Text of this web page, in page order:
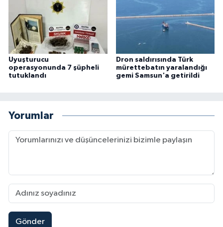
Uyuşturucu
operasyonunda 7 şüpheli
tutuklandı
Dron saldırısında Türk
mürettebatın yaralandığı
gemi Samsun'a getirildi
Yorumlar
Gönder